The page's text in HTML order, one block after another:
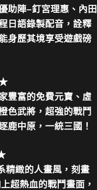
助陣–釘宮理惠、內田
日語錄製配音，詮釋
身歷其境享受遊戲磅
★
豐富的免費元寶、虛
色武將，超強的戰鬥
鹿中原，一統三國！
精緻的人畫風，刻畫
超熱血的戰鬥畫面，